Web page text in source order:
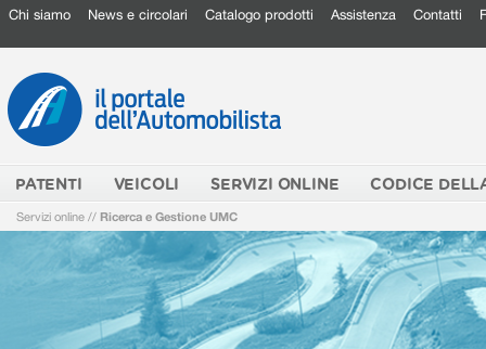
Chi siamo News e circolari Catalogo prodotti Assistenza Contatti
PATENTI VEICOLI SERVIZI ONLINE CODICE
Servizi online // Ricerca e Gestione UMC